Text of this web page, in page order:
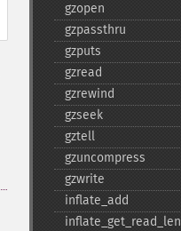
gzopen
gzpassthru
gzputs
gzread
gzrewind
gzseek
gztell
gzuncompress
gzwrite
inflate_​add
inflate_​get_​read_​len